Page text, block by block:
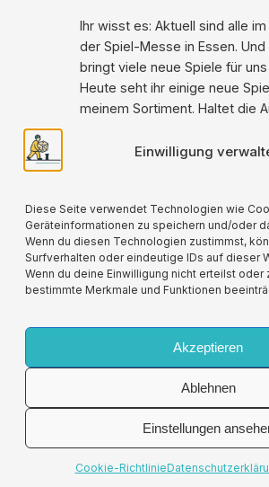
Einwilligung
Diese Seite verwendet Technologien wie
Geräteinformationen zu speichern und/oder
Wenn du diesen Technologien zustimmst,
Surfverhalten oder eindeutige IDs auf dieser
Wenn du deine Einwilligung nicht erteilst oder
bestimmte Merkmale und Funktionen
Akzeptieren
Ablehnen
Einstellungen
Cookie-Richtlinie
Ihr wisst es: Aktuell sind alle
der Spiel-Messe in Essen. Und
bringt viele neue Spiele für uns
Heute seht ihr einige neue
meinem Sortiment. Haltet die
einige Spiele dazu! Viele der
Für alle verwendeten
Kompensation
Spielfriese.de
Vertrag